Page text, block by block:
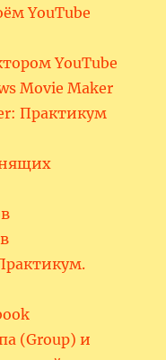
YouTube
YouTube
Movie Maker
Практикум
(Group) и